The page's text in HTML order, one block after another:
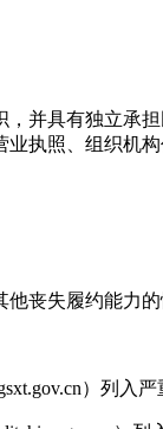
并具有独立承
执照、组织机
丧失履约能力的
）列入严